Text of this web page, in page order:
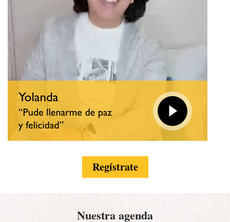
Regístrate
Nuestra agenda